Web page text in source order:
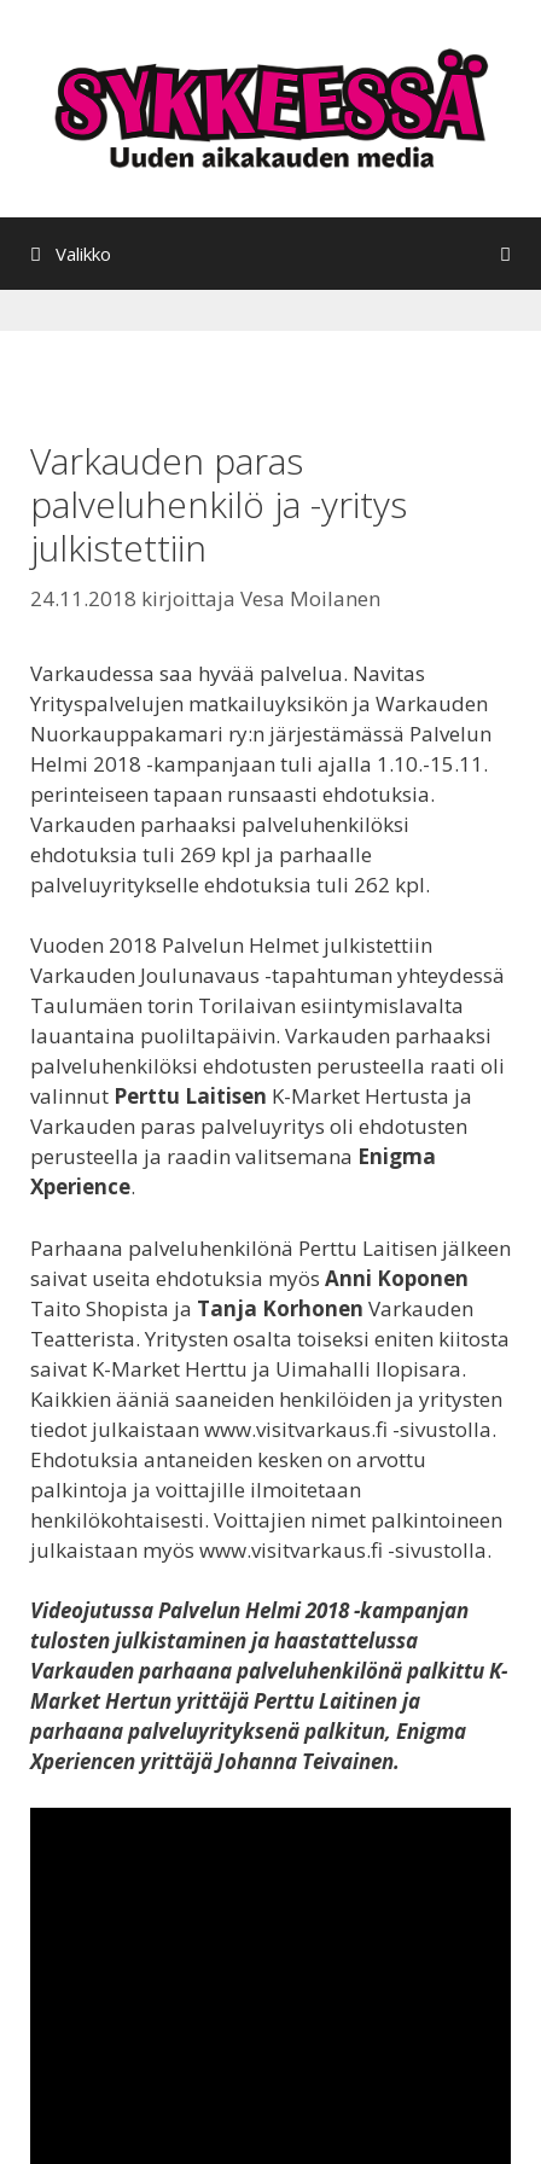
Valikko
Varkauden paras
palveluhenkilö ja -yritys
julkistettiin
24.11.2018 kirjoittaja Vesa Moilanen
Varkaudessa saa hyvää palvelua. Navitas
Yrityspalvelujen matkailuyksikön ja Warkauden
Nuorkauppakamari ry:n järjestämässä Palvelun
Helmi 2018 -kampanjaan tuli ajalla 1.10.-15.11.
perinteiseen tapaan runsaasti ehdotuksia.
Varkauden parhaaksi palveluhenkilöksi
ehdotuksia tuli 269 kpl ja parhaalle
palveluyritykselle ehdotuksia tuli 262 kpl.
Vuoden 2018 Palvelun Helmet julkistettiin
Varkauden Joulunavaus -tapahtuman yhteydessä
Taulumäen torin Torilaivan esiintymislavalta
lauantaina puoliltapäivin. Varkauden parhaaksi
palveluhenkilöksi ehdotusten perusteella raati oli
valinnut Perttu Laitisen K-Market Hertusta ja
Varkauden paras palveluyritys oli ehdotusten
perusteella ja raadin valitsemana Enigma
Xperience.
Parhaana palveluhenkilönä Perttu Laitisen jälkeen
saivat useita ehdotuksia myös Anni Koponen
Taito Shopista ja Tanja Korhonen Varkauden
Teatterista. Yritysten osalta toiseksi eniten kiitosta
saivat K-Market Herttu ja Uimahalli Ilopisara.
Kaikkien ääniä saaneiden henkilöiden ja yritysten
tiedot julkaistaan www.visitvarkaus.fi -sivustolla.
Ehdotuksia antaneiden kesken on arvottu
palkintoja ja voittajille ilmoitetaan
henkilökohtaisesti. Voittajien nimet palkintoineen
julkaistaan myös www.visitvarkaus.fi -sivustolla.
Videojutussa Palvelun Helmi 2018 -kampanjan
tulosten julkistaminen ja haastattelussa
Varkauden parhaana palveluhenkilönä palkittu K-
Market Hertun yrittäjä Perttu Laitinen ja
parhaana palveluyrityksenä palkitun, Enigma
Xperiencen yrittäjä Johanna Teivainen.